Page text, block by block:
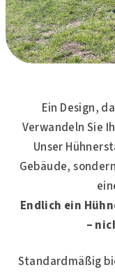
Ein Design,
Verwandeln Sie
Unser
Gebäude,
Endlich ein
–
Standardmäßig